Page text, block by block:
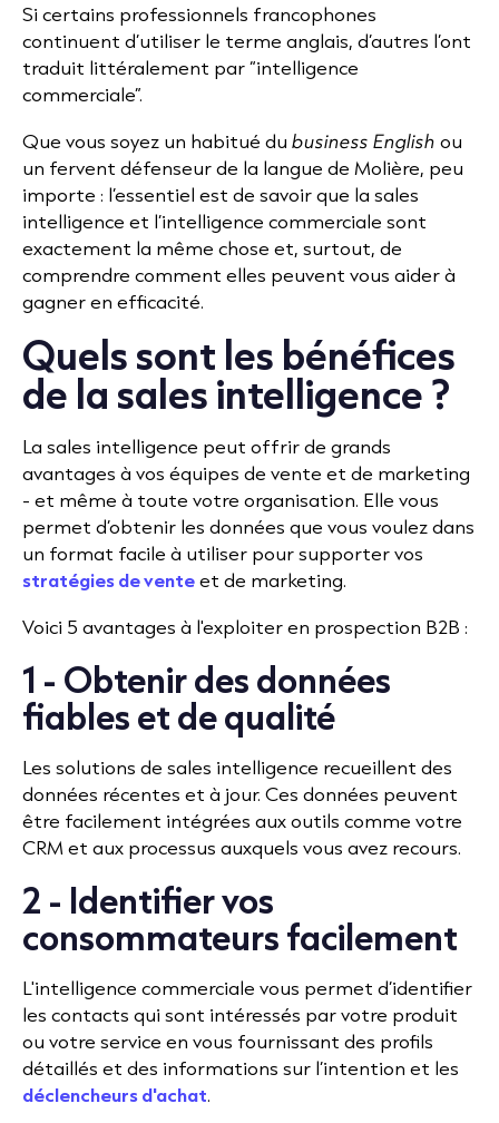
Si certains professionnels francophones
continuent d’utiliser le terme anglais, d’autres l’ont
traduit littéralement par “intelligence
commerciale”.
Que vous soyez un habitué du business English ou
un fervent défenseur de la langue de Molière, peu
importe : l’essentiel est de savoir que la sales
intelligence et l’intelligence commerciale sont
exactement la même chose et, surtout, de
comprendre comment elles peuvent vous aider à
gagner en efficacité.
Quels sont les bénéfices
de la sales intelligence ?
La sales intelligence peut offrir de grands
avantages à vos équipes de vente et de marketing
- et même à toute votre organisation. Elle vous
permet d’obtenir les données que vous voulez dans
un format facile à utiliser pour supporter vos
stratégies de venteet de marketing.
Voici 5 avantages à l'exploiter en prospection B2B :
1 - Obtenir des données
fiables et de qualité
Les solutions de sales intelligence recueillent des
données récentes et à jour. Ces données peuvent
être facilement intégrées aux outils comme votre
CRM et aux processus auxquels vous avez recours.
2 - Identifier vos
consommateurs facilement
L'intelligence commerciale vous permet d’identifier
les contacts qui sont intéressés par votre produit
ou votre service en vous fournissant des profils
détaillés et des informations sur l’intention et les
déclencheurs d'achat.